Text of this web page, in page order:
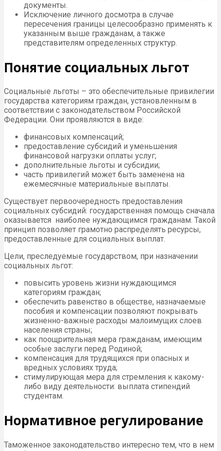
документы.
Исключение личного досмотра в случае
пересечения границы целесообразно применять к
указанным выше гражданам, а также
представителям определенных структур.
Понятие социальных льгот
Социальные льготы – это обеспечительные привилегии
государства категориям граждан, установленным в
соответствии с законодательством Российской
Федерации. Они проявляются в виде:
финансовых компенсаций;
предоставление субсидий и уменьшения
финансовой нагрузки оплаты услуг;
дополнительные льготы и субсидии;
часть привилегий может быть заменена на
ежемесячные материальные выплаты.
Существует первоочередность предоставления
социальных субсидий: государственная помощь сначала
оказывается наиболее нуждающимся гражданам. Такой
принцип позволяет грамотно распределять ресурсы,
предоставленные для социальных выплат.
Цели, преследуемые государством, при назначении
социальных льгот:
повысить уровень жизни нуждающимся
категориям граждан;
обеспечить равенство в обществе, назначаемые
пособия и компенсации позволяют покрывать
жизненно-важные расходы малоимущих слоев
населения страны;
как поощрительная мера гражданам, имеющим
особые заслуги перед Родиной;
компенсация для трудящихся при опасных и
вредных условиях труда;
стимулирующая мера для стремления к какому-
либо виду деятельности: выплата стипендий
студентам.
Нормативное регулирование
Таможенное законодательство интересно тем, что в нем